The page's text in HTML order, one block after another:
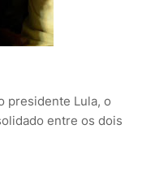
presidente Lula, o
entre os dois